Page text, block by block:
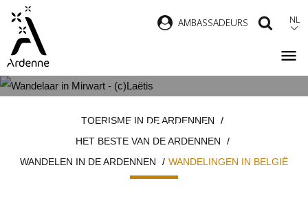
Overslaan
naar
inhoud
AMBASSADEURS NL
ARDENNEN
TOERISME IN DE ARDENNEN
HET BESTE VAN DE ARDENNEN
WANDELEN IN DE ARDENNEN
WANDELINGEN IN BELGIË